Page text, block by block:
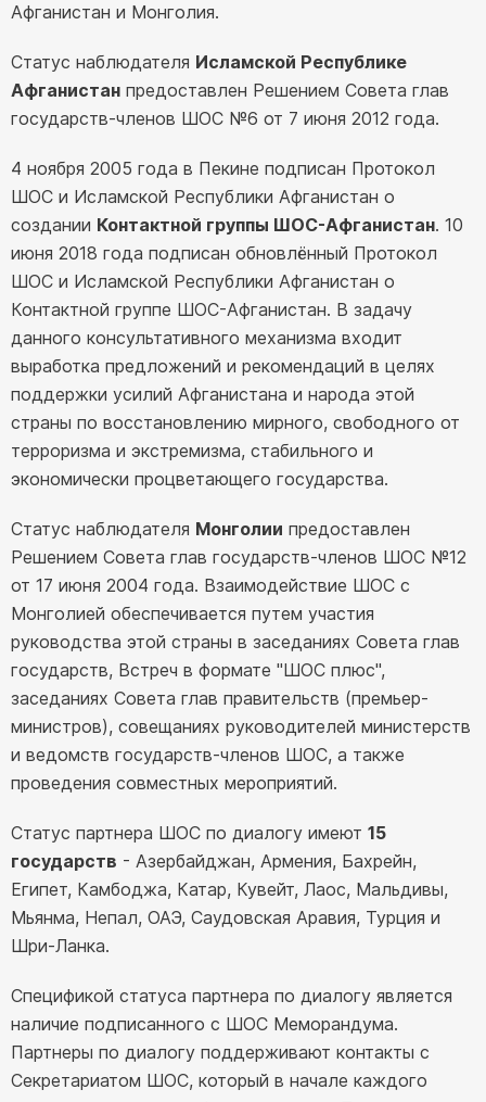
Афганистан и Монголия.
Статус наблюдателя Исламской Республике
Афганистан предоставлен Решением Совета глав
государств-членов ШОС №6 от 7 июня 2012 года.
4 ноября 2005 года в Пекине подписан Протокол
ШОС и Исламской Республики Афганистан о
создании Контактной группы ШОС-Афганистан. 10
июня 2018 года подписан обновлённый Протокол
ШОС и Исламской Республики Афганистан о
Контактной группе ШОС-Афганистан. В задачу
данного консультативного механизма входит
выработка предложений и рекомендаций в целях
поддержки усилий Афганистана и народа этой
страны по восстановлению мирного, свободного от
терроризма и экстремизма, стабильного и
экономически процветающего государства.
Статус наблюдателя Монголии предоставлен
Решением Совета глав государств-членов ШОС №12
от 17 июня 2004 года. Взаимодействие ШОС с
Монголией обеспечивается путем участия
руководства этой страны в заседаниях Совета глав
государств, Встреч в формате "ШОС плюс",
заседаниях Совета глав правительств (премьер-
министров), совещаниях руководителей министерств
и ведомств государств-членов ШОС, а также
проведения совместных мероприятий.
Статус партнера ШОС по диалогу имеют 15
государств - Азербайджан, Армения, Бахрейн,
Египет, Камбоджа, Катар, Кувейт, Лаос, Мальдивы,
Мьянма, Непал, ОАЭ, Саудовская Аравия, Турция и
Шри-Ланка.
Спецификой статуса партнера по диалогу является
наличие подписанного с ШОС Меморандума.
Партнеры по диалогу поддерживают контакты с
Секретариатом ШОС, который в начале каждого